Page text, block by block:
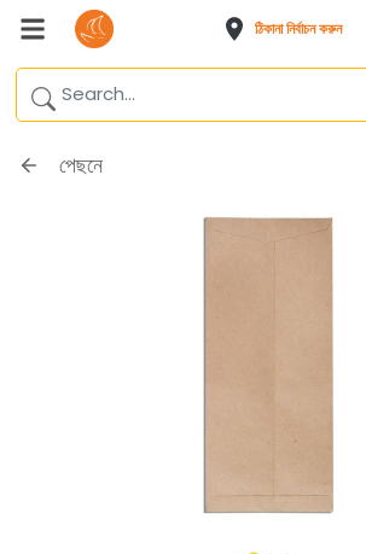
ঠিকানা নির্বাচন করুন
পেছনে